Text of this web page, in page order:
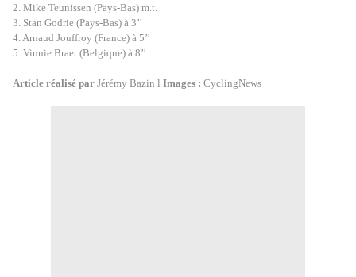
2. Mike Teunissen (Pays-Bas) m.t.
3. Stan Godrie (Pays-Bas) à 3’’
4. Arnaud Jouffroy (France) à 5’’
5. Vinnie Braet (Belgique) à 8’’
Article réalisé par Jérémy Bazin l Images : CyclingNews